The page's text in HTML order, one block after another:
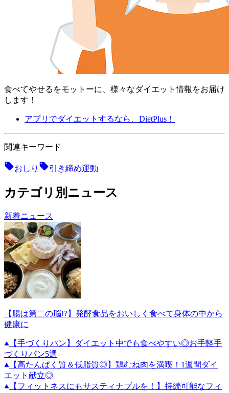
食べてやせるをモットーに、様々なダイエット情報をお届け
します！
アプリでダイエットするなら、DietPlus！
関連キーワード
おしり 引き締め運動
カテゴリ別ニュース
新着ニュース
【腸は第二の脳!?】発酵食品をおいしく食べて身体の中から
健康に
【手づくりパン】ダイエット中でも食べやすい◎お手軽手
づくりパン5選
【高たんぱく質＆低脂質◎】鶏むね肉を満喫！1週間ダイ
エット献立◎
【フィットネスにもサスティナブルを！】持続可能なフィ